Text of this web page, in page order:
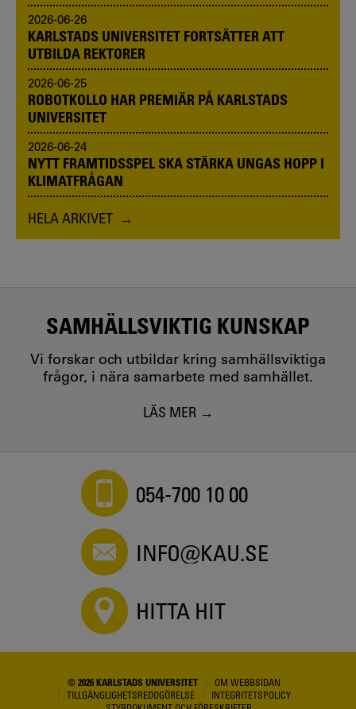
2026-06-26
KARLSTADS UNIVERSITET FORTSÄTTER ATT
UTBILDA REKTORER
2026-06-25
ROBOTKOLLO HAR PREMIÄR PÅ KARLSTADS
UNIVERSITET
2026-06-24
NYTT FRAMTIDSSPEL SKA STÄRKA UNGAS HOPP I
KLIMATFRÅGAN
HELA ARKIVET
SAMHÄLLSVIKTIG KUNSKAP
Vi forskar och utbildar kring samhällsviktiga
frågor, i nära samarbete med samhället.
LÄS MER
054-700 10 00
INFO@KAU.SE
HITTA HIT
© 2026 KARLSTADS UNIVERSITET
OM WEBBSIDAN
TILLGÄNGLIGHETSREDOGÖRELSE
INTEGRITETSPOLICY